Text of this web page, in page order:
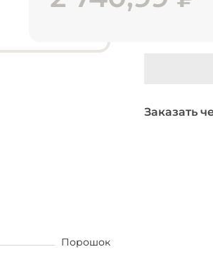
Заказать
Порошок